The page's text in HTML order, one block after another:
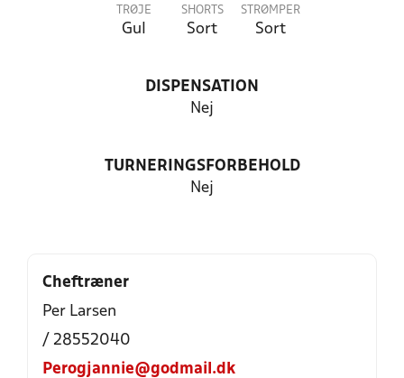
TRØJE
Gul
SHORTS
Sort
STRØMPER
Sort
DISPENSATION
Nej
TURNERINGSFORBEHOLD
Nej
Cheftræner
Per Larsen
/ 28552040
Perogjannie@godmail.dk